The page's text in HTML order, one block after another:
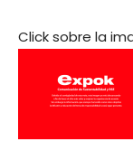
Click sobre la